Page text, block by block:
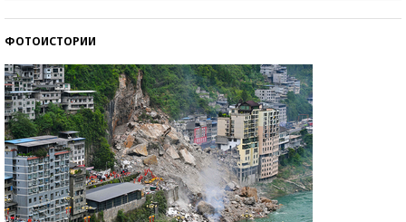
ФОТОИСТОРИИ